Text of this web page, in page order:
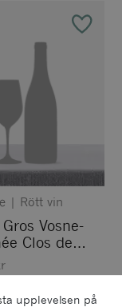
| Rött vin
Vosne-
Clos de
upplevelsen på